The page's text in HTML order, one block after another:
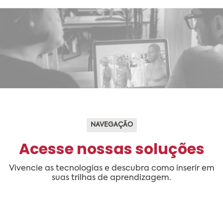
NAVEGAÇÃO
Acesse nossas soluções
Vivencie as tecnologias e descubra como inserir em
suas trilhas de aprendizagem.